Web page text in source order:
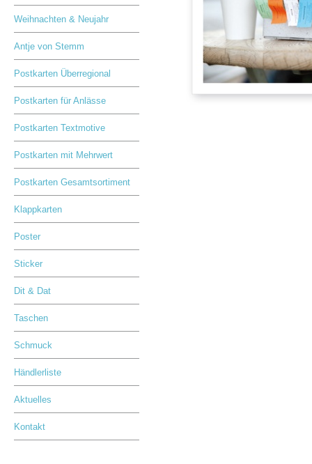
Weihnachten & Neujahr
Antje von Stemm
Postkarten Überregional
Postkarten für Anlässe
Postkarten Textmotive
Postkarten mit Mehrwert
Postkarten Gesamtsortiment
Klappkarten
Poster
Sticker
Dit & Dat
Taschen
Schmuck
Händlerliste
Aktuelles
Kontakt